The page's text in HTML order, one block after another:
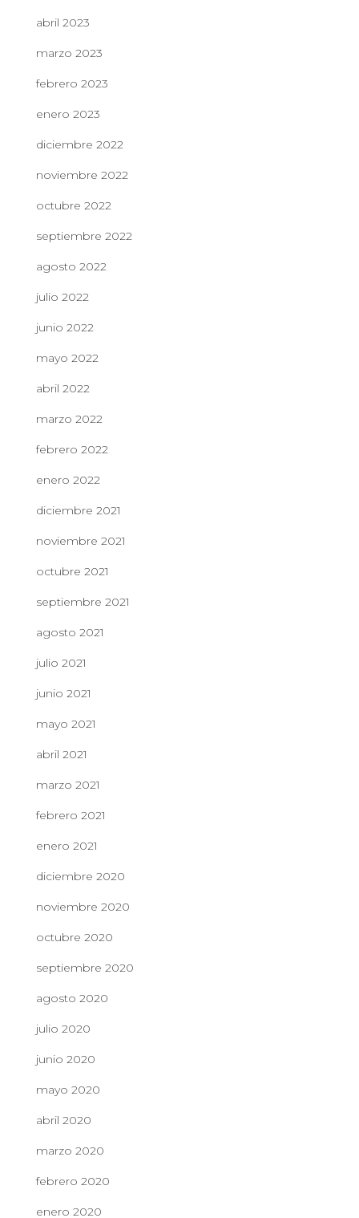
abril 2023
marzo 2023
febrero 2023
enero 2023
diciembre 2022
noviembre 2022
octubre 2022
septiembre 2022
agosto 2022
julio 2022
junio 2022
mayo 2022
abril 2022
marzo 2022
febrero 2022
enero 2022
diciembre 2021
noviembre 2021
octubre 2021
septiembre 2021
agosto 2021
julio 2021
junio 2021
mayo 2021
abril 2021
marzo 2021
febrero 2021
enero 2021
diciembre 2020
noviembre 2020
octubre 2020
septiembre 2020
agosto 2020
julio 2020
junio 2020
mayo 2020
abril 2020
marzo 2020
febrero 2020
enero 2020